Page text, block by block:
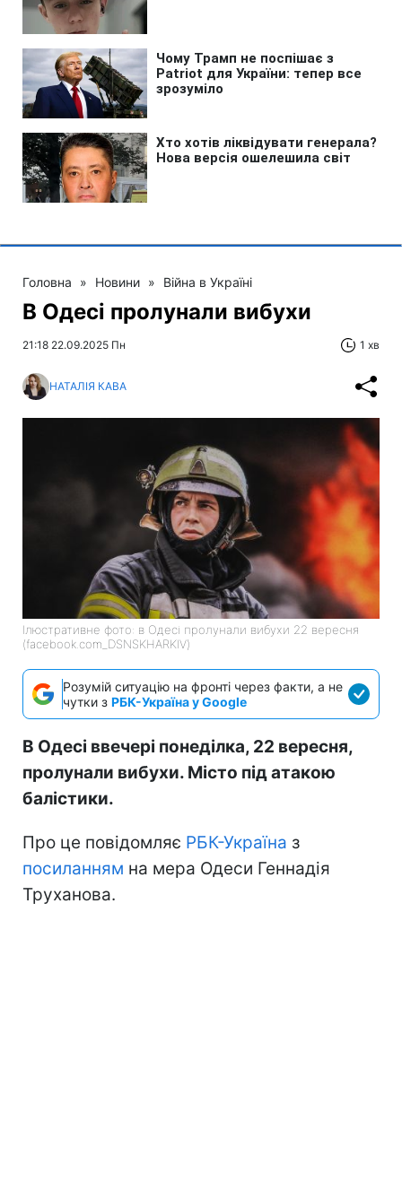
Головна » Новини » Війна в Україні
В Одесі пролунали вибухи
21:18 22.09.2025 Пн 1 хв
НАТАЛІЯ КАВА
Ілюстративне фото: в Одесі пролунали вибухи 22 вересня
(facebook.com_DSNSKHARKIV)
Розумій ситуацію на фронті через факти, а не
чутки з РБК-Україна у Google
В Одесі ввечері понеділка, 22 вересня,
пролунали вибухи. Місто під атакою
балістики.
Про це повідомляє РБК-Україна з
посиланням на мера Одеси Геннадія
Труханова.